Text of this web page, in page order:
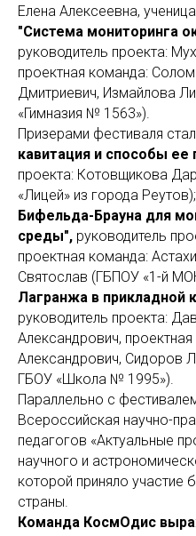
Елена Алексеевна,
"Система мониторинга
руководитель проекта:
проектная команда:
Дмитриевич, Измайлова
«Гимназия № 1563»).
Призерами фестиваля
кавитация и способы ее
проекта: Котовщикова
«Лицей» из города Реутов);
Бифельда-Брауна для
среды", руководитель
проектная команда:
Святослав (ГБПОУ «1-й
Лагранжа в прикладной
руководитель проекта:
Александрович,
Александрович, Сидоров
ГБОУ «Школа № 1995»).
Параллельно с
Всероссийская научно-
педагогов «Актуальные
научного и
которой приняло участие
страны.
Команда КосмОдис